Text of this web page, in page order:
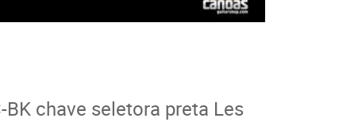
BK chave seletora preta Les